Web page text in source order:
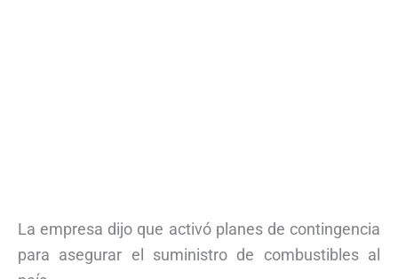
La empresa dijo que activó planes de contingencia
para asegurar el suministro de combustibles al